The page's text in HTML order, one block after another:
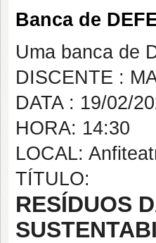
Banca de
Uma banca de
DISCENTE :
DATA : 19/02/
HORA: 14:30
LOCAL:
TÍTULO:
RESÍDUOS